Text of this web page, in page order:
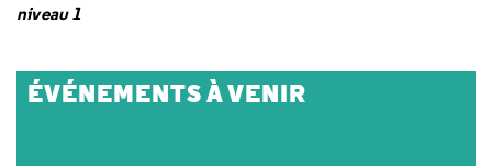
niveau 1
ÉVÉNEMENTS À VENIR